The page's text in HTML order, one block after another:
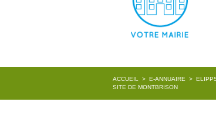
ACCUEIL > E-ANNUAIRE >
SITE DE MONTBRISON